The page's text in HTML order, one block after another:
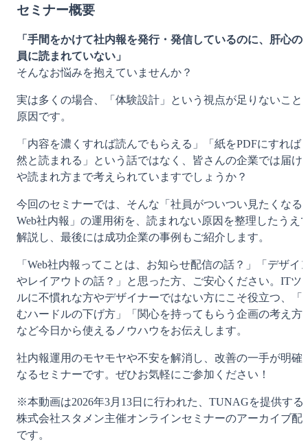
セミナー概要
「手間をかけて社内報を発行・発信しているのに、肝心の
員に読まれていない」
そんなお悩みを抱えていませんか？
実は多くの場合、「体験設計」という視点が足りないこと
原因です。
「内容を濃くすれば読んでもらえる」「紙をPDFにすれば
然と読まれる」という話ではなく、皆さんの企業では届け
や読まれ方まで考えられていますでしょうか？
今回のセミナーでは、そんな「社員がついつい見たくなる
Web社内報」の運用術を、読まれない原因を整理したうえ
解説し、最後には成功企業の事例もご紹介します。
「Web社内報ってことは、お知らせ配信の話？」「デザイ
やレイアウトの話？」と思った方、ご安心ください。ITツ
ルに不慣れな方やデザイナーではない方にこそ役立つ、「
むハードルの下げ方」「関心を持ってもらう企画の考え方
など今日から使えるノウハウをお伝えします。
社内報運用のモヤモヤや不安を解消し、改善の一手が明確
なるセミナーです。ぜひお気軽にご参加ください！
※本動画は2026年3月13日に行われた、TUNAGを提供する
株式会社スタメン主催オンラインセミナーのアーカイブ配
です。